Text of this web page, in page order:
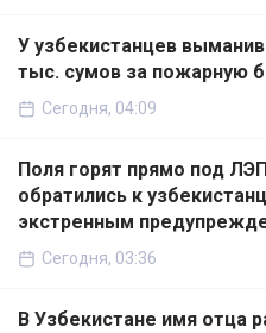
У узбекистанцев
тыс. сумов за пожарную
Сегодня, 04:09
Поля горят прямо под
обратились к
экстренным
Сегодня, 03:36
В Узбекистане имя отца